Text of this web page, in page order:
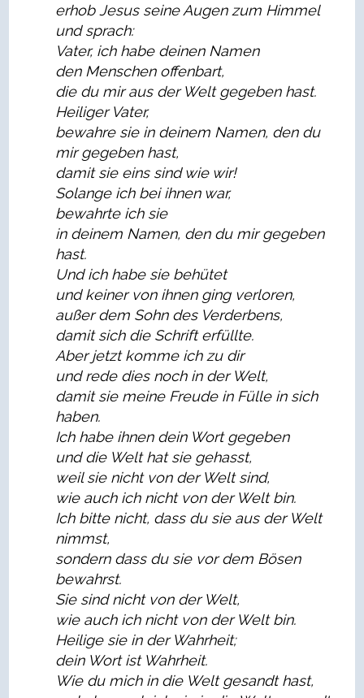
erhob Jesus seine Augen zum Himmel
und sprach:
Vater, ich habe deinen Namen
den Menschen offenbart,
die du mir aus der Welt gegeben hast.
Heiliger Vater,
bewahre sie in deinem Namen, den du
mir gegeben hast,
damit sie eins sind wie wir!
Solange ich bei ihnen war,
bewahrte ich sie
in deinem Namen, den du mir gegeben
hast.
Und ich habe sie behütet
und keiner von ihnen ging verloren,
außer dem Sohn des Verderbens,
damit sich die Schrift erfüllte.
Aber jetzt komme ich zu dir
und rede dies noch in der Welt,
damit sie meine Freude in Fülle in sich
haben.
Ich habe ihnen dein Wort gegeben
und die Welt hat sie gehasst,
weil sie nicht von der Welt sind,
wie auch ich nicht von der Welt bin.
Ich bitte nicht, dass du sie aus der Welt
nimmst,
sondern dass du sie vor dem Bösen
bewahrst.
Sie sind nicht von der Welt,
wie auch ich nicht von der Welt bin.
Heilige sie in der Wahrheit;
dein Wort ist Wahrheit.
Wie du mich in die Welt gesandt hast,